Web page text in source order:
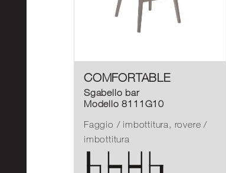
COMFORTABLE
Sgabello bar
Modello 8111G10
Faggio / imbottitura, rovere /
imbottitura